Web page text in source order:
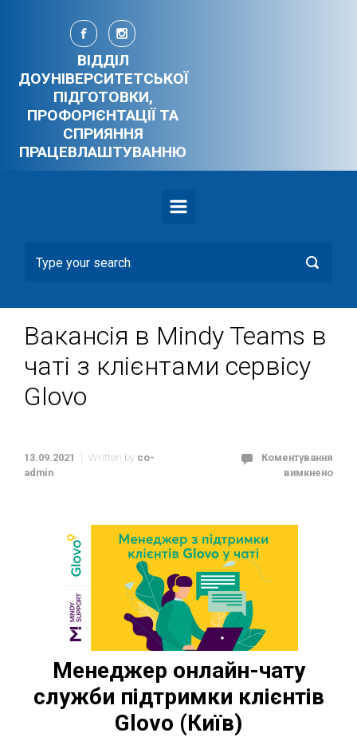
Skip to main content
ВІДДІЛ
ДОУНІВЕРСИТЕТСЬКОЇ
ПІДГОТОВКИ,
ПРОФОРІЄНТАЦІЇ ТА
СПРИЯННЯ
ПРАЦЕВЛАШТУВАННЮ
Вакансія в Mindy Teams в
чаті з клієнтами сервісу
Glovo
13.09.2021 Written by co-
admin
Коментування
вимкнено
Менеджер онлайн-чату
служби підтримки клієнтів
Glovo (Київ)